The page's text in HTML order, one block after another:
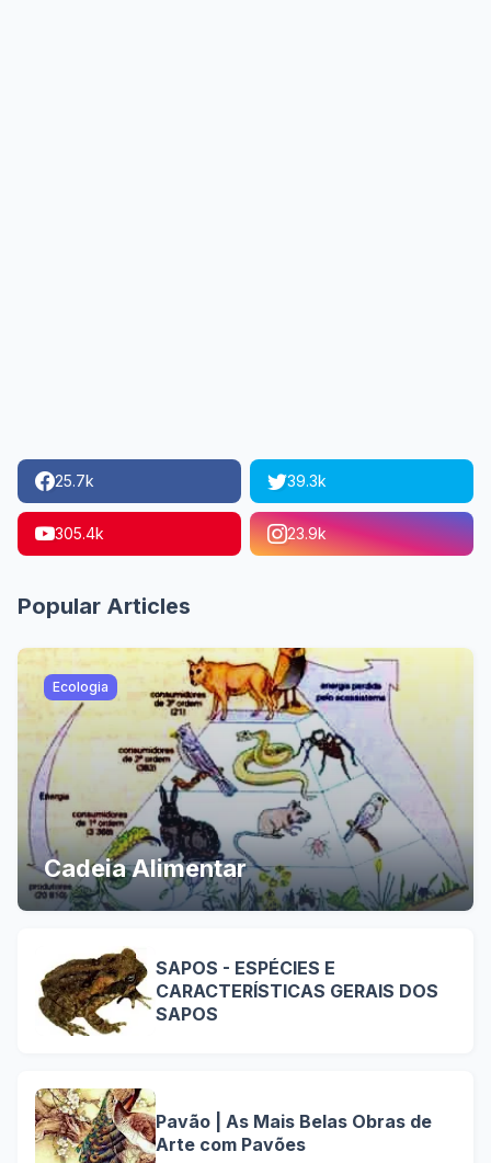
25.7k 39.3k
305.4k 23.9k
Popular Articles
Ecologia
Cadeia Alimentar
SAPOS - ESPÉCIES E
CARACTERÍSTICAS GERAIS DOS
SAPOS
Pavão | As Mais Belas Obras de
Arte com Pavões